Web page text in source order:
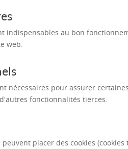
indispensables au bon
web.
nécessaires pour assurer
fonctionnalités tierces.
peuvent placer des cookies